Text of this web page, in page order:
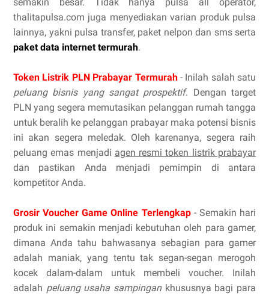
thalitapulsa.com juga menyediakan varian produk pulsa
lainnya, yakni pulsa transfer, paket nelpon dan sms serta
paket data internet termurah.
Token Listrik PLN Prabayar Termurah- Inilah salah satu
peluang bisnis yang sangat prospektif. Dengan target
PLN yang segera memutasikan pelanggan rumah tangga
untuk beralih ke pelanggan prabayar maka potensi bisnis
ini akan segera meledak. Oleh karenanya, segera raih
peluang emas menjadi agen resmi token listrik prabayar
dan pastikan Anda menjadi pemimpin di antara
kompetitor Anda.
Grosir Voucher Game Online Terlengkap- Semakin hari
produk ini semakin menjadi kebutuhan oleh para gamer,
dimana Anda tahu bahwasanya sebagian para gamer
adalah maniak, yang tentu tak segan-segan merogoh
kocek dalam-dalam untuk membeli voucher. Inilah
adalah peluang usaha sampingankhususnya bagi para